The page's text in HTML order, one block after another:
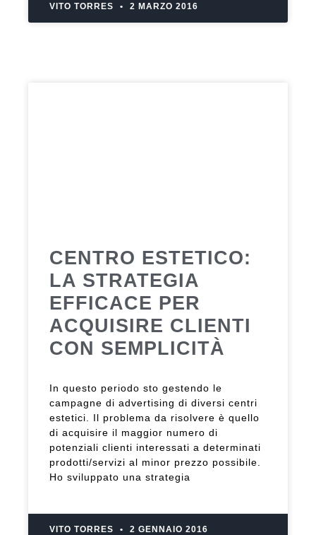
VITO TORRES 2 MARZO 2016
CENTRO ESTETICO:
LA STRATEGIA
EFFICACE PER
ACQUISIRE CLIENTI
CON SEMPLICITÀ
In questo periodo sto gestendo le
campagne di advertising di diversi centri
estetici. Il problema da risolvere è quello
di acquisire il maggior numero di
potenziali clienti interessati a determinati
prodotti/servizi al minor prezzo possibile.
Ho sviluppato una strategia
VITO TORRES 2 GENNAIO 2016